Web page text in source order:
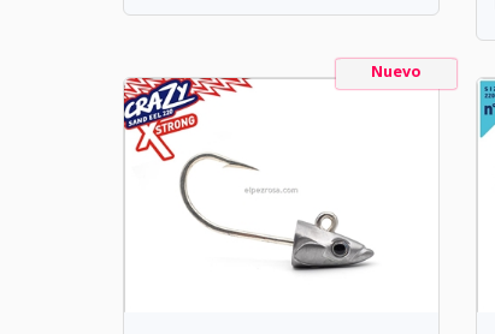
Nuevo